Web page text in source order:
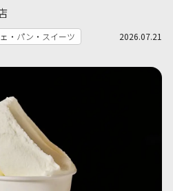
・パン・スイーツ 2026.07.21